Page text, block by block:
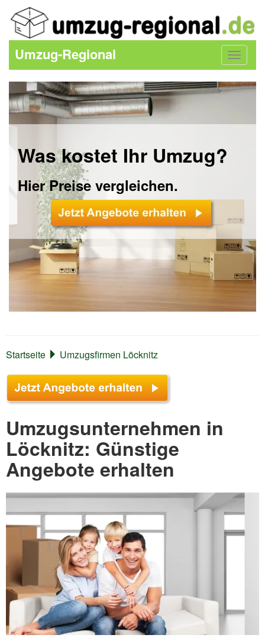
Toggle
Umzug-Regional
Was kostet Ihr Umzug?
Hier Preise vergleichen.
Startseite Umzugsfirmen Löcknitz
Umzugsunternehmen in
Löcknitz: Günstige
Angebote erhalten